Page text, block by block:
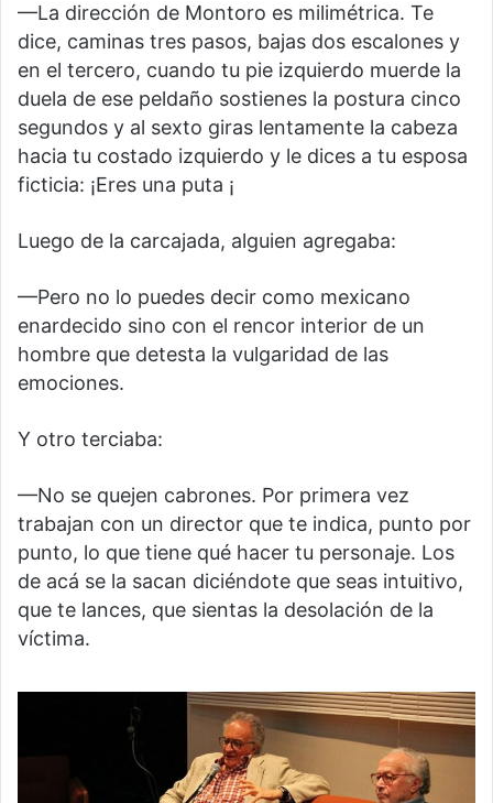
—La dirección de Montoro es milimétrica. Te
dice, caminas tres pasos, bajas dos escalones y
en el tercero, cuando tu pie izquierdo muerde la
duela de ese peldaño sostienes la postura cinco
segundos y al sexto giras lentamente la cabeza
hacia tu costado izquierdo y le dices a tu esposa
ficticia: ¡Eres una puta ¡
Luego de la carcajada, alguien agregaba:
—Pero no lo puedes decir como mexicano
enardecido sino con el rencor interior de un
hombre que detesta la vulgaridad de las
emociones.
Y otro terciaba:
—No se quejen cabrones. Por primera vez
trabajan con un director que te indica, punto por
punto, lo que tiene qué hacer tu personaje. Los
de acá se la sacan diciéndote que seas intuitivo,
que te lances, que sientas la desolación de la
víctima.